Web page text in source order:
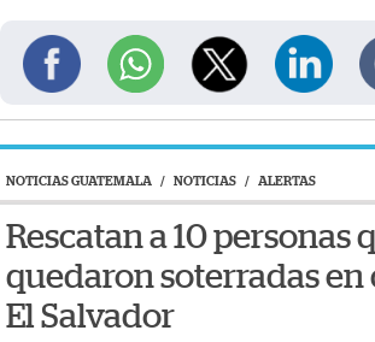
NOTICIAS GUATEMALA / NOTICIAS / ALERTAS
Rescatan a 10 personas
quedaron soterradas en
El Salvador